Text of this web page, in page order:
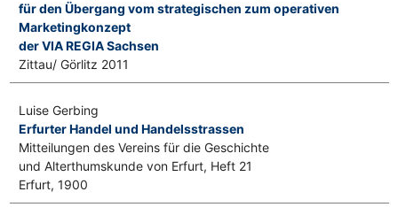
für den Übergang vom strategischen zum operativen
Marketingkonzept
der VIA REGIA Sachsen
Zittau/ Görlitz 2011
Luise Gerbing
Erfurter Handel und Handelsstrassen
Mitteilungen des Vereins für die Geschichte
und Alterthumskunde von Erfurt, Heft 21
Erfurt, 1900